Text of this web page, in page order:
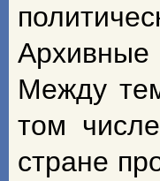
Архивные
Между
том
стране